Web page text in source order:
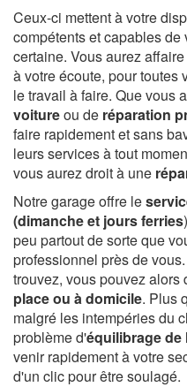
Ceux-ci mettent à votre
compétents et capables
certaine. Vous aurez
à votre écoute, pour toutes
le travail à faire. Que vous
voitureou de réparation
faire rapidement et sans
leurs services à tout
vous aurez droit à une
Notre garage offre le
(dimanche et jours ferries
peu partout de sorte que
professionnel près de
trouvez, vous pouvez alors
place ou à domicile. Plus
malgré les intempéries du
problème d'équilibrage de
venir rapidement à votre
d'un clic pour être soulagé.